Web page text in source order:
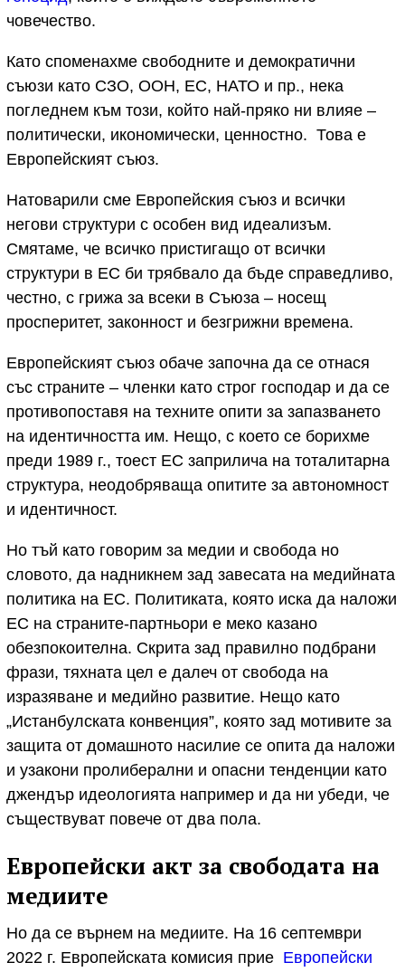
човечество.
Като споменахме свободните и демократични
съюзи като СЗО, ООН, ЕС, НАТО и пр., нека
погледнем към този, който най-пряко ни влияе –
политически, икономически, ценностно. Това е
Европейският съюз.
Натоварили сме Европейския съюз и всички
негови структури с особен вид идеализъм.
Смятаме, че всичко пристигащо от всички
структури в ЕС би трябвало да бъде справедливо,
честно, с грижа за всеки в Съюза – носещ
просперитет, законност и безгрижни времена.
Европейският съюз обаче започна да се отнася
със страните – членки като строг господар и да се
противопоставя на техните опити за запазването
на идентичността им. Нещо, с което се борихме
преди 1989 г., тоест ЕС заприлича на тоталитарна
структура, неодобряваща опитите за автономност
и идентичност.
Но тъй като говорим за медии и свобода но
словото, да надникнем зад завесата на медийната
политика на ЕС. Политиката, която иска да наложи
ЕС на страните-партньори е меко казано
обезпокоителна. Скрита зад правилно подбрани
фрази, тяхната цел е далеч от свобода на
изразяване и медийно развитие. Нещо като
„Истанбулската конвенция”, която зад мотивите за
защита от домашното насилие се опита да наложи
и узакони пролиберални и опасни тенденции като
джендър идеологията например и да ни убеди, че
съществуват повече от два пола.
Европейски акт за свободата на
медиите
Но да се върнем на медиите. На 16 септември
2022 г. Европейската комисия прие Европейски